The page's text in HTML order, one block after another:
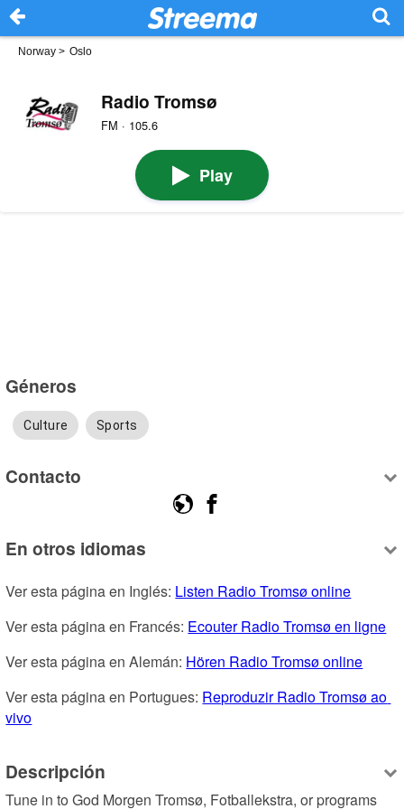
Norway > Oslo
Radio Tromsø
FM · 105.6
Play
Géneros
Culture Sports
Contacto
En otros idiomas
Ver esta página en Inglés: Listen Radio Tromsø online
Ver esta página en Francés: Ecouter Radio Tromsø en ligne
Ver esta página en Alemán: Hören Radio Tromsø online
Ver esta página en Portugues: Reproduzir Radio Tromsø ao
vivo
Descripción
Tune in to God Morgen Tromsø, Fotballekstra, or programs